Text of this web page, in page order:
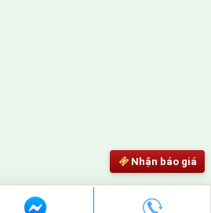
Nhận báo giá